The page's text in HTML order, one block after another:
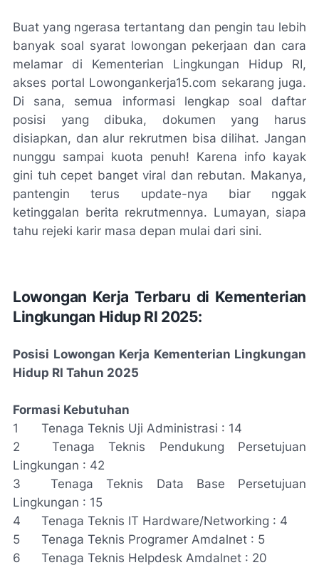
Buat yang ngerasa tertantang dan pengin tau lebih
banyak soal syarat lowongan pekerjaan dan cara
melamar di Kementerian Lingkungan Hidup RI,
akses portal Lowongankerja15.com sekarang juga.
Di sana, semua informasi lengkap soal daftar
posisi yang dibuka, dokumen yang harus
disiapkan, dan alur rekrutmen bisa dilihat. Jangan
nunggu sampai kuota penuh! Karena info kayak
gini tuh cepet banget viral dan rebutan. Makanya,
pantengin terus update-nya biar nggak
ketinggalan berita rekrutmennya. Lumayan, siapa
tahu rejeki karir masa depan mulai dari sini.
Lowongan Kerja Terbaru di Kementerian
Lingkungan Hidup RI 2025:
Posisi Lowongan Kerja Kementerian Lingkungan
Hidup RI Tahun 2025
Formasi Kebutuhan
1
Tenaga Teknis Uji Administrasi : 14
2
Tenaga Teknis Pendukung Persetujuan
Lingkungan : 42
3
Tenaga Teknis Data Base Persetujuan
Lingkungan : 15
4
Tenaga Teknis IT Hardware/Networking : 4
5
Tenaga Teknis Programer Amdalnet : 5
6
Tenaga Teknis Helpdesk Amdalnet : 20